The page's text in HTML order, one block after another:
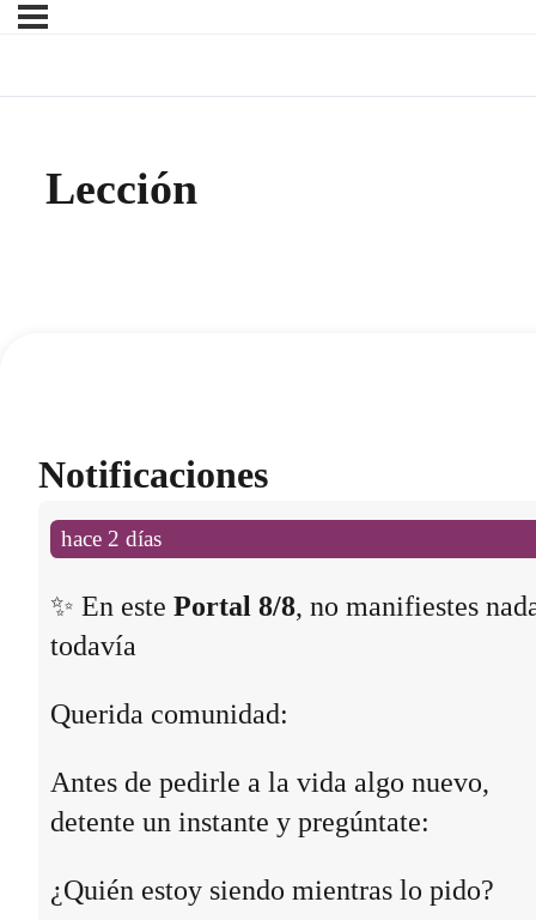
Lección
Notificaciones
hace 2 días
✨ En este Portal 8/8, no manifiestes
todavía
Querida comunidad:
Antes de pedirle a la vida algo nuevo,
detente un instante y pregúntate:
¿Quién estoy siendo mientras lo pido?